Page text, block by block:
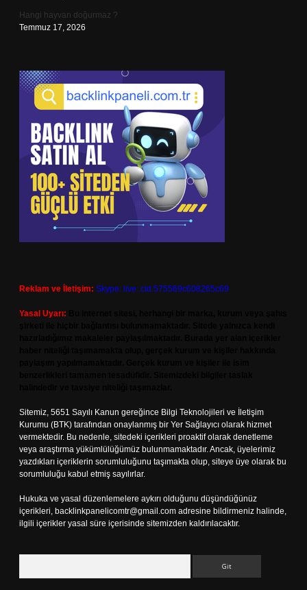
Hangi hayvan doğurmaz ?
Temmuz 17, 2026
Reklam ve İletişim: Skype: live:.cid.575569c608265c69
Yasal Uyarı:
Sitemiz, 5651 Sayılı Kanun gereğince Bilgi Teknolojileri ve İletişim
Kurumu (BTK) tarafından onaylanmış bir Yer Sağlayıcı olarak hizmet
vermektedir. Bu nedenle, sitedeki içerikleri proaktif olarak denetleme
veya araştırma yükümlülüğümüz bulunmamaktadır. Ancak, üyelerimiz
yazdıkları içeriklerin sorumluluğunu taşımakta olup, siteye üye olarak bu
sorumluluğu kabul etmiş sayılırlar.
Hukuka ve yasal düzenlemelere aykırı olduğunu düşündüğünüz
içerikleri, backlinkpanelicomtr@gmail.com adresine bildirmeniz halinde,
ilgili içerikler yasal süre içerisinde sitemizden kaldırılacaktır.